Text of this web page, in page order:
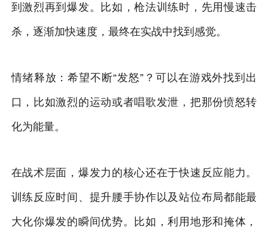
到激烈再到爆发。比如，枪法训练时，先用慢速击
杀，逐渐加快速度，最终在实战中找到感觉。
情绪释放：希望不断“发怒”？可以在游戏外找到出
口，比如激烈的运动或者唱歌发泄，把那份愤怒转
化为能量。
在战术层面，爆发力的核心还在于快速反应能力。
训练反应时间、提升腰手协作以及站位布局都能最
大化你爆发的瞬间优势。比如，利用地形和掩体，